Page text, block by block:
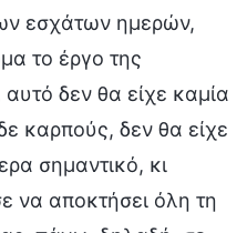
εσχάτων ημερών,
το έργο της
δεν θα είχε καμία
καρπούς, δεν θα είχε
σημαντικό, κι
να αποκτήσει όλη τη